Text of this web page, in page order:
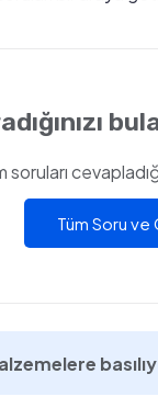
Tüm Soru ve